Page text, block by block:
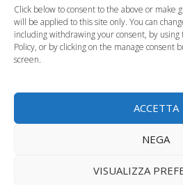
Click below to consent to the above or make
will be applied to this site only. You can
including withdrawing your consent, by using
Policy, or by clicking on the manage consent
screen.
ACCETTA
NEGA
VISUALIZZA
sonno nei bambini
Come deve essere la popò
Telefono Azzurro compie 24
3 commenti su
regole per un
Cosa fare se il